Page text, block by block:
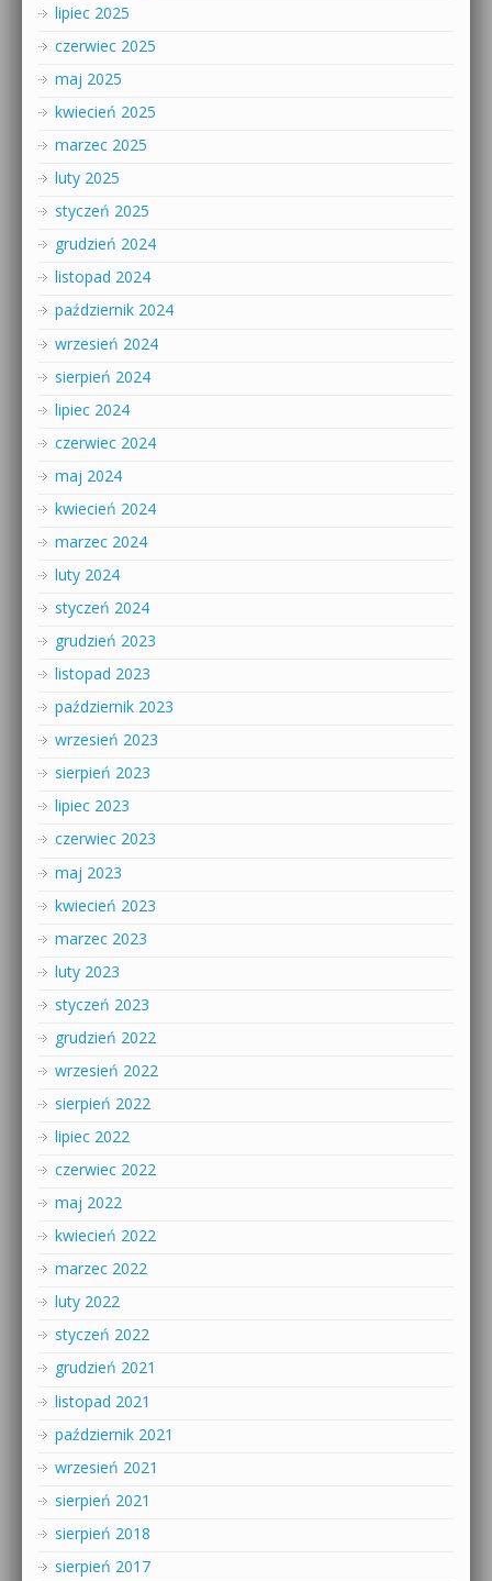
lipiec 2025
czerwiec 2025
maj 2025
kwiecień 2025
marzec 2025
luty 2025
styczeń 2025
grudzień 2024
listopad 2024
październik 2024
wrzesień 2024
sierpień 2024
lipiec 2024
czerwiec 2024
maj 2024
kwiecień 2024
marzec 2024
luty 2024
styczeń 2024
grudzień 2023
listopad 2023
październik 2023
wrzesień 2023
sierpień 2023
lipiec 2023
czerwiec 2023
maj 2023
kwiecień 2023
marzec 2023
luty 2023
styczeń 2023
grudzień 2022
wrzesień 2022
sierpień 2022
lipiec 2022
czerwiec 2022
maj 2022
kwiecień 2022
marzec 2022
luty 2022
styczeń 2022
grudzień 2021
listopad 2021
październik 2021
wrzesień 2021
sierpień 2021
sierpień 2018
sierpień 2017